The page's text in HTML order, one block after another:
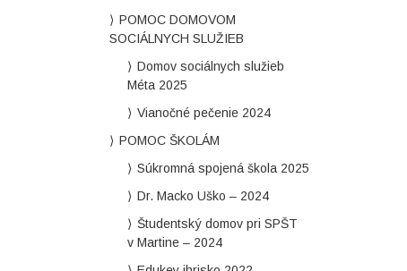
POMOC DOMOVOM
SOCIÁLNYCH SLUŽIEB
Domov sociálnych služieb
Méta 2025
Vianočné pečenie 2024
POMOC ŠKOLÁM
Súkromná spojená škola 2025
Dr. Macko Uško – 2024
Študentský domov pri SPŠT
v Martine – 2024